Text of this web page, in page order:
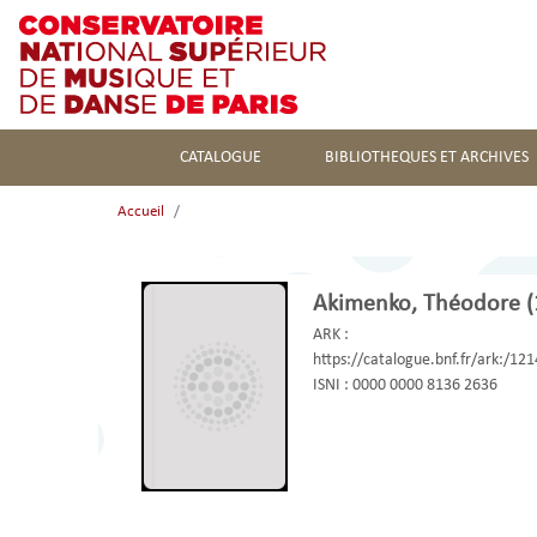
CATALOGUE BIBLIOTHEQUES ET ARCHIVES
Accueil
Akimenko, Théodore
ARK :
https://catalogue.bnf.fr/ark:/
ISNI : 0000 0000 8136 2636